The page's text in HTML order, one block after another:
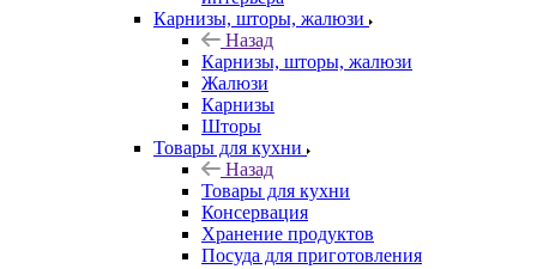
Карнизы, шторы, жалюзи
Назад
Карнизы, шторы, жалюзи
Жалюзи
Карнизы
Шторы
Товары для кухни
Назад
Товары для кухни
Консервация
Хранение продуктов
Посуда для приготовления